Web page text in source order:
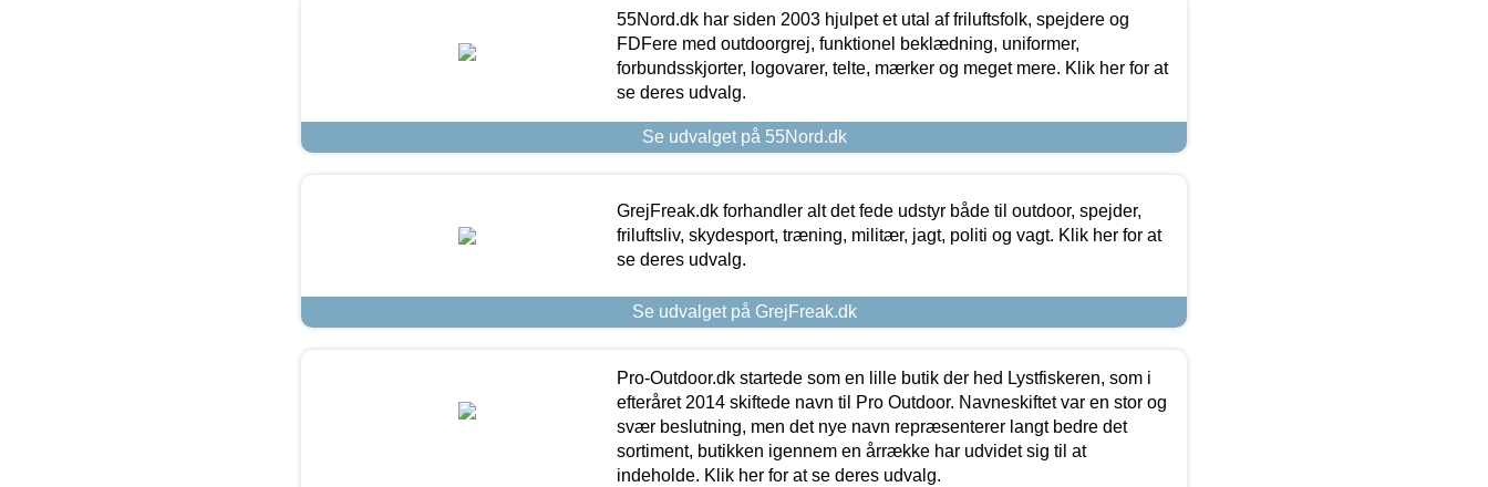
55Nord.dk har siden 2003 hjulpet et utal af friluftsfolk, spejdere og
FDFere med outdoorgrej, funktionel beklædning, uniformer,
forbundsskjorter, logovarer, telte, mærker og meget mere. Klik her for at
se deres udvalg.
Se udvalget på 55Nord.dk
GrejFreak.dk forhandler alt det fede udstyr både til outdoor, spejder,
friluftsliv, skydesport, træning, militær, jagt, politi og vagt. Klik her for at
se deres udvalg.
Se udvalget på GrejFreak.dk
Pro-Outdoor.dk startede som en lille butik der hed Lystfiskeren, som i
efteråret 2014 skiftede navn til Pro Outdoor. Navneskiftet var en stor og
svær beslutning, men det nye navn repræsenterer langt bedre det
sortiment, butikken igennem en årrække har udvidet sig til at
indeholde. Klik her for at se deres udvalg.